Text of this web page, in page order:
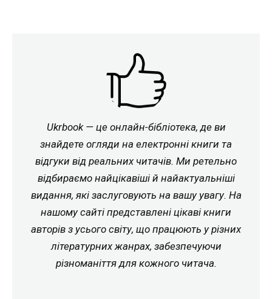
Ukrbook — це онлайн-бібліотека, де ви
знайдете огляди на електронні книги та
відгуки від реальних читачів. Ми ретельно
відбираємо найцікавіші й найактуальніші
видання, які заслуговують на вашу увагу. На
нашому сайті представлені цікаві книги
авторів з усього світу, що працюють у різних
літературних жанрах, забезпечуючи
різноманіття для кожного читача.